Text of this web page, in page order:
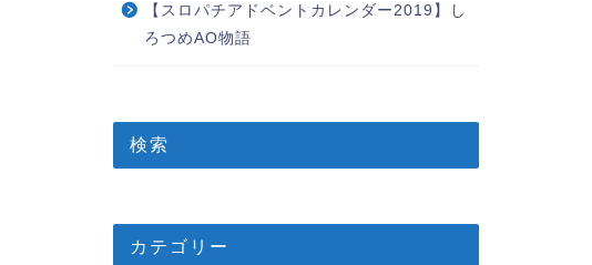
【スロパチアドベントカレンダー2019】し
ろつめAO物語
検索
カテゴリー